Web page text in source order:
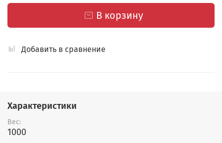
В корзину
Добавить в сравнение
Характеристики
Вес:
1000